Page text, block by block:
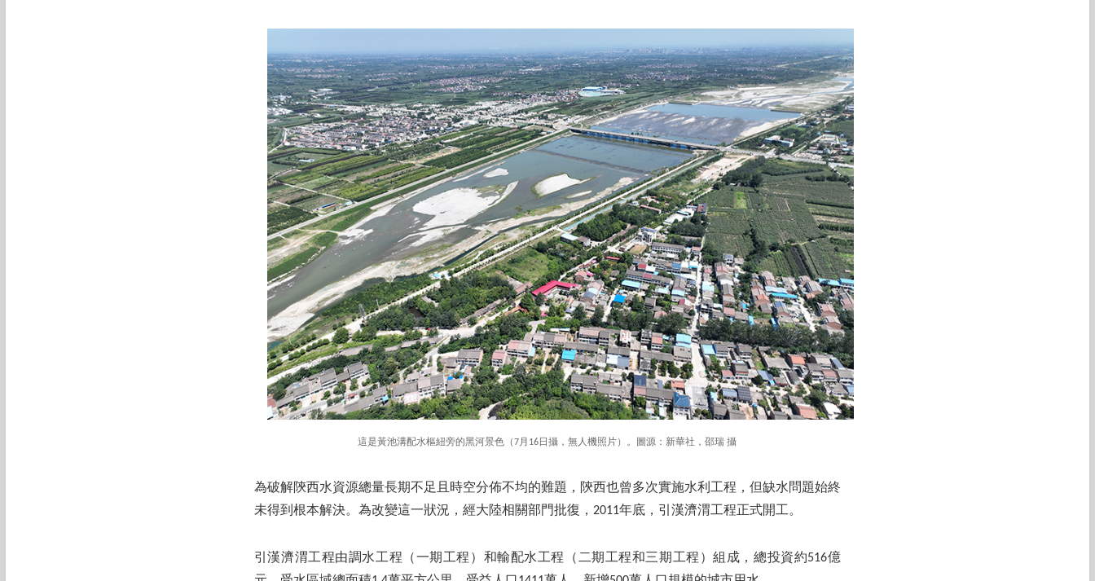
這是黃池溝配水樞紐旁的黑河景色（7月16日攝，無人機照片）。圖源：新華社，邵瑞 攝
為破解陝西水資源總量長期不足且時空分佈不均的難題，陝西也曾多次實施水利工程，但缺水問題始終
未得到根本解決。為改變這一狀況，經大陸相關部門批復，2011年底，引漢濟渭工程正式開工。
引漢濟渭工程由調水工程（一期工程）和輸配水工程（二期工程和三期工程）組成，總投資約516億